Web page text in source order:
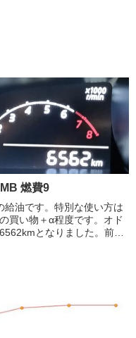
燃費9
給油です。特別な使い方は
買い物＋α程度です。オド
となりました。前回
でした。累積燃費は
かに改善しました。街乗...